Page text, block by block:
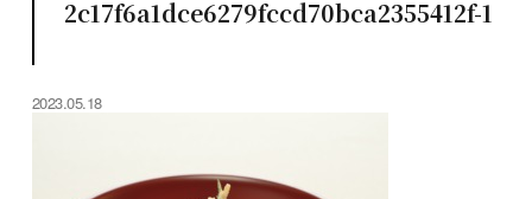
2c17f6a1dce6279fccd70bca2355412f-1
2023.05.18